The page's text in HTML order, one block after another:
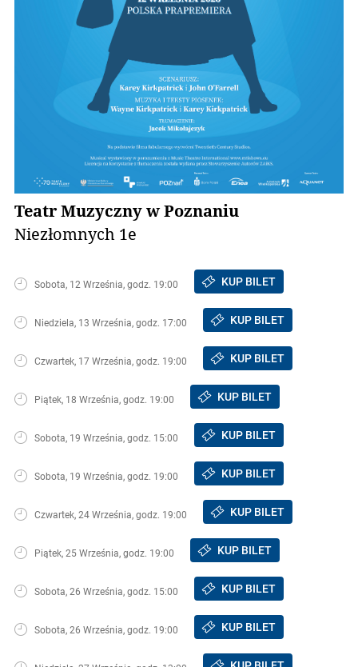
Teatr Muzyczny w Poznaniu
Niezłomnych 1e
Sobota, 12 Września, godz. 19:00 KUP BILET
Niedziela, 13 Września, godz. 17:00 KUP BILET
Czwartek, 17 Września, godz. 19:00 KUP BILET
Piątek, 18 Września, godz. 19:00 KUP BILET
Sobota, 19 Września, godz. 15:00 KUP BILET
Sobota, 19 Września, godz. 19:00 KUP BILET
Czwartek, 24 Września, godz. 19:00 KUP BILET
Piątek, 25 Września, godz. 19:00 KUP BILET
Sobota, 26 Września, godz. 15:00 KUP BILET
Sobota, 26 Września, godz. 19:00 KUP BILET